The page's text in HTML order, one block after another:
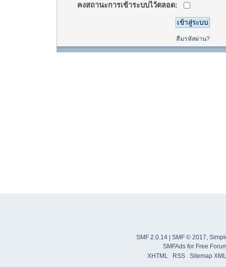
คงสถานะการเข้าระบบไว้ตลอด:
ลืมรหัสผ่าน?
SMF 2.0.14 SMF © 2017,
SMFAdsfor Free
XHTML
RSS Sitemap XML